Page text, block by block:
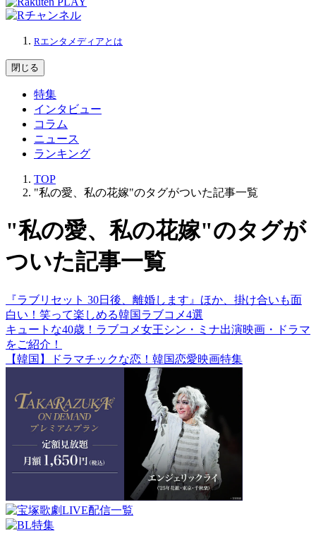
Rエンタメディアとは
閉じる
特集
インタビュー
コラム
ニュース
ランキング
TOP
"私の愛、私の花嫁"のタグがついた記事一覧
"私の愛、私の花嫁"のタグが
ついた記事一覧
『ラブリセット 30日後、離婚します』ほか、掛け合いも面
白い！笑って楽しめる韓国ラブコメ4選
キュートな40歳！ラブコメ女王シン・ミナ出演映画・ドラマ
をご紹介！
【韓国】ドラマチックな恋！韓国恋愛映画特集